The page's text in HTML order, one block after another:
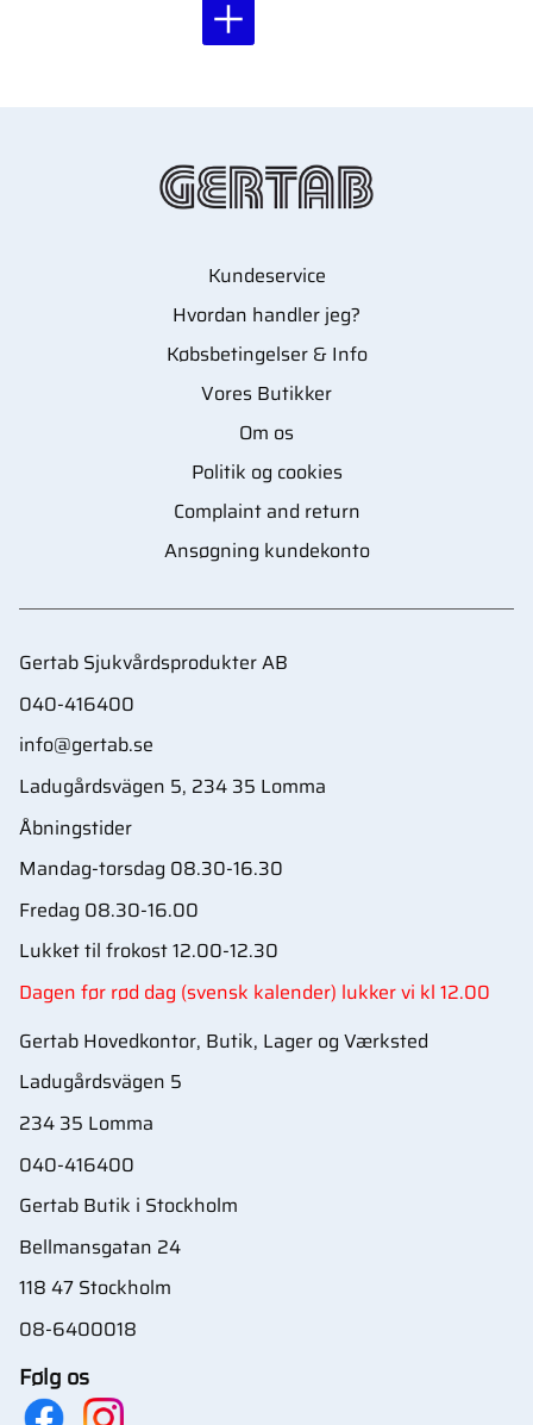
Kundeservice
Hvordan handler jeg?
Købsbetingelser & Info
Vores Butikker
Om os
Politik og cookies
Complaint and return
Ansøgning kundekonto
Gertab Sjukvårdsprodukter AB
040-416400
info@gertab.se
Ladugårdsvägen 5, 234 35 Lomma
Åbningstider
Mandag-torsdag 08.30-16.30
Fredag 08.30-16.00
Lukket til frokost 12.00-12.30
Dagen før rød dag (svensk kalender) lukker vi kl 12.00
Gertab Hovedkontor, Butik, Lager og Værksted
Ladugårdsvägen 5
234 35 Lomma
040-416400
Gertab Butik i Stockholm
Bellmansgatan 24
118 47 Stockholm
08-6400018
Følg os